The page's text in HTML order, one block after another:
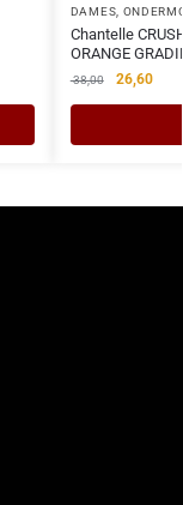
DAMES
Chantelle
ORANGE
38,00 26,60